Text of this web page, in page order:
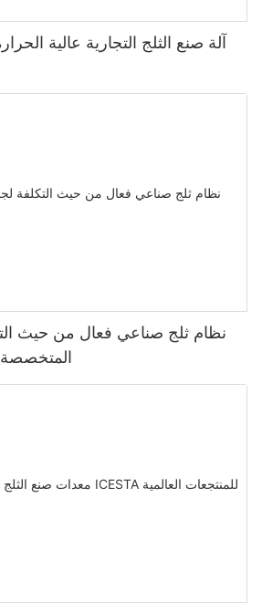
آلة صنع الثلج التجارية عالية
نظام ثلج صناعي فعال من حيث
من شركة ICESTA المتخصصة